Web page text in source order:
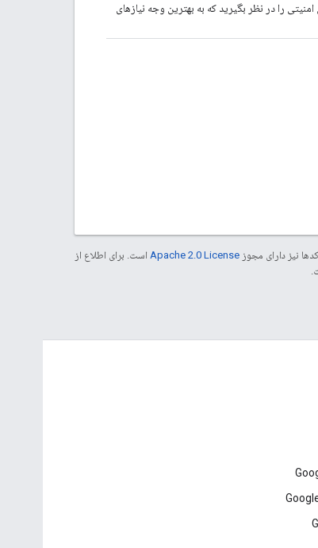
را در نظر بگیرید که به بهترین وجه نیازهای
نیز دارای مجوز Apache 2.0 License است. برای اطلاع از